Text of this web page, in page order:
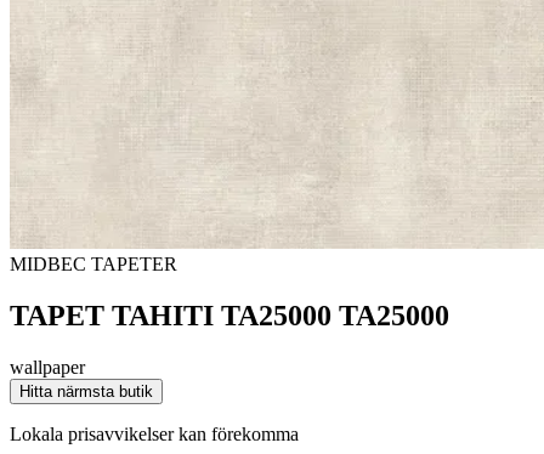
MIDBEC TAPETER
TAPET TAHITI TA25000 TA25000
wallpaper
Hitta närmsta butik
Lokala prisavvikelser kan förekomma